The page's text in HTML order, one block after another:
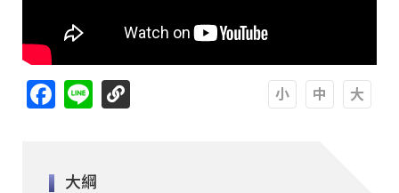
Facebook
Line
大綱